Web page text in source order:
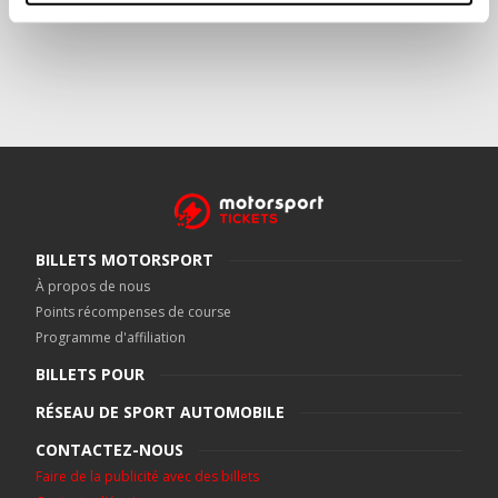
BILLETS MOTORSPORT
À propos de nous
Points récompenses de course
Programme d'affiliation
BILLETS POUR
RÉSEAU DE SPORT AUTOMOBILE
CONTACTEZ-NOUS
Faire de la publicité avec des billets